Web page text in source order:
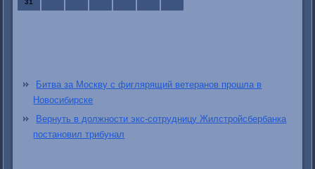
31
Битва за Москву с фиглярящий ветеранов прошла в
Новосибирске
Вернуть в должности экс-сотрудницу Жилстройсбербанка
постановил трибунал